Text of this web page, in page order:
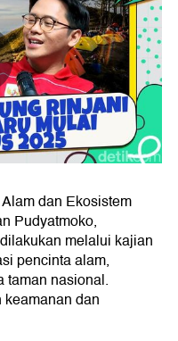
dan Ekosistem
Pudyatmoko,
melalui kajian
pencinta alam,
taman nasional.
dan